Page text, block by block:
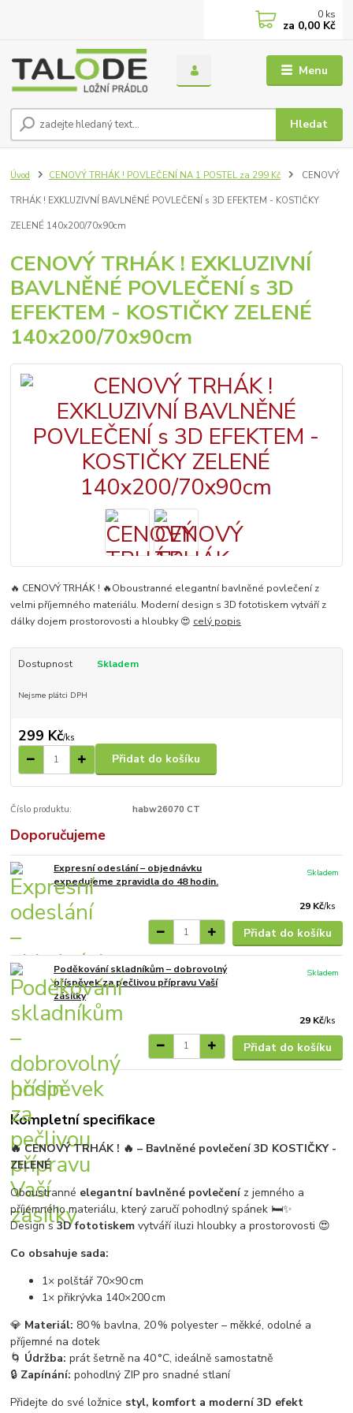
Menu
Hledat
0 ks
za 0,00 Kč
Úvod CENOVÝ TRHÁK ! POVLEČENÍ NA 1 POSTEL za 299 Kč CENOVÝ
TRHÁK ! EXKLUZIVNÍ BAVLNĚNÉ POVLEČENÍ s 3D EFEKTEM - KOSTIČKY
ZELENÉ 140x200/70x90cm
CENOVÝ TRHÁK ! EXKLUZIVNÍ
BAVLNĚNÉ POVLEČENÍ s 3D
EFEKTEM - KOSTIČKY ZELENÉ
140x200/70x90cm
🔥 CENOVÝ TRHÁK ! 🔥Oboustranné elegantní bavlněné povlečení z
velmi příjemného materiálu. Moderní design s 3D fototiskem vytváří z
dálky dojem prostorovosti a hloubky 😍 celý popis
Dostupnost Skladem
Nejsme plátci DPH
299 Kč/ks
Přidat do košíku
Číslo produktu: habw26070 CT
Doporučujeme
Expresní odeslání – objednávku
expedujeme zpravidla do 48 hodin.
29 Kč/ks
Skladem
Přidat do košíku
Poděkování skladníkům – dobrovolný
příspěvek za pečlivou přípravu Vaší
zásilky
29 Kč/ks
Skladem
Přidat do košíku
Kompletní specifikace
🔥 CENOVÝ TRHÁK ! 🔥 – Bavlněné povlečení 3D KOSTIČKY -
ZELENÉ
Oboustranné elegantní bavlněné povlečeníz jemného a
příjemného materiálu, který zaručí pohodlný spánek 🛏✨
Design s3D fototiskem vytváří iluzi hloubky a prostorovosti 😍
Co obsahuje sada:
1× polštář 70×90 cm
1× přikrývka 140×200 cm
💎 Materiál: 80 % bavlna, 20 % polyester – měkké, odolné a
příjemné na dotek
🌀 Údržba: prát šetrně na 40 °C, ideálně samostatně
🔒 Zapínání: pohodlný ZIP pro snadné stlaní
Přidejte do své ložnice styl, komfort a moderní 3D efekt